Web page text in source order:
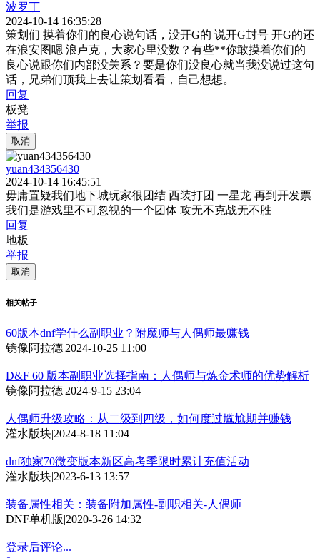
波罗丁
2024-10-14 16:35:28
策划们 摸着你们的良心说句话，没开G的 说开G封号 开G的还
在浪安图嗯 浪卢克，大家心里没数？有些**你敢摸着你们的
良心说跟你们内部没关系？要是你们没良心就当我没说过这句
话，兄弟们顶我上去让策划看看，自己想想。
回复
板凳
举报
取消
yuan434356430
2024-10-14 16:45:51
毋庸置疑我们地下城玩家很团结 西装打团 一星龙 再到开发票
我们是游戏里不可忽视的一个团体 攻无不克战无不胜
回复
地板
举报
取消
相关帖子
60版本dnf学什么副职业？附魔师与人偶师最赚钱
镜像阿拉德|2024-10-25 11:00
D&F 60 版本副职业选择指南：人偶师与炼金术师的优势解析
镜像阿拉德|2024-9-15 23:04
人偶师升级攻略：从二级到四级，如何度过尴尬期并赚钱
灌水版块|2024-8-18 11:04
dnf独家70微变版本新区高考季限时累计充值活动
灌水版块|2023-6-13 13:57
装备属性相关：装备附加属性-副职相关-人偶师
DNF单机版|2020-3-26 14:32
登录后评论...